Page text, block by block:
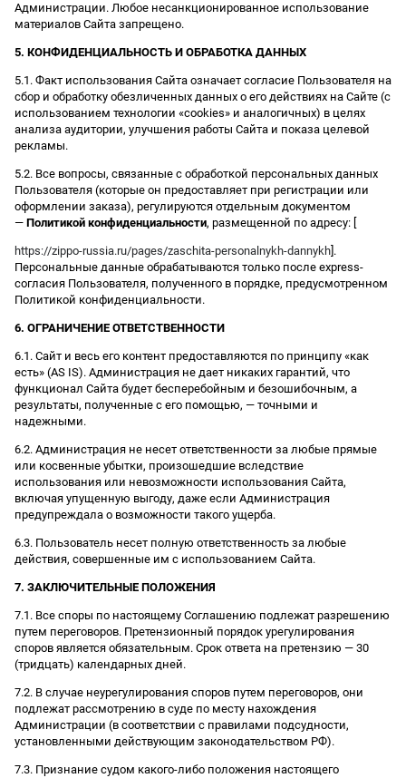
Администрации. Любое несанкционированное использование
материалов Сайта запрещено.
5. КОНФИДЕНЦИАЛЬНОСТЬ И ОБРАБОТКА ДАННЫХ
5.1. Факт использования Сайта означает согласие Пользователя на
сбор и обработку обезличенных данных о его действиях на Сайте (с
использованием технологии «cookies» и аналогичных) в целях
анализа аудитории, улучшения работы Сайта и показа целевой
рекламы.
5.2. Все вопросы, связанные с обработкой персональных данных
Пользователя (которые он предоставляет при регистрации или
оформлении заказа), регулируются отдельным документом
— Политикой конфиденциальности, размещенной по адресу: [
https://zippo-russia.ru/pages/zaschita-personalnykh-dannykh ].
Персональные данные обрабатываются только после express-
согласия Пользователя, полученного в порядке, предусмотренном
Политикой конфиденциальности.
6. ОГРАНИЧЕНИЕ ОТВЕТСТВЕННОСТИ
6.1. Сайт и весь его контент предоставляются по принципу «как
есть» (AS IS). Администрация не дает никаких гарантий, что
функционал Сайта будет бесперебойным и безошибочным, а
результаты, полученные с его помощью, — точными и
надежными.
6.2. Администрация не несет ответственности за любые прямые
или косвенные убытки, произошедшие вследствие
использования или невозможности использования Сайта,
включая упущенную выгоду, даже если Администрация
предупреждала о возможности такого ущерба.
6.3. Пользователь несет полную ответственность за любые
действия, совершенные им с использованием Сайта.
7. ЗАКЛЮЧИТЕЛЬНЫЕ ПОЛОЖЕНИЯ
7.1. Все споры по настоящему Соглашению подлежат разрешению
путем переговоров. Претензионный порядок урегулирования
споров является обязательным. Срок ответа на претензию — 30
(тридцать) календарных дней.
7.2. В случае неурегулирования споров путем переговоров, они
подлежат рассмотрению в суде по месту нахождения
Администрации (в соответствии с правилами подсудности,
установленными действующим законодательством РФ).
7.3. Признание судом какого-либо положения настоящего